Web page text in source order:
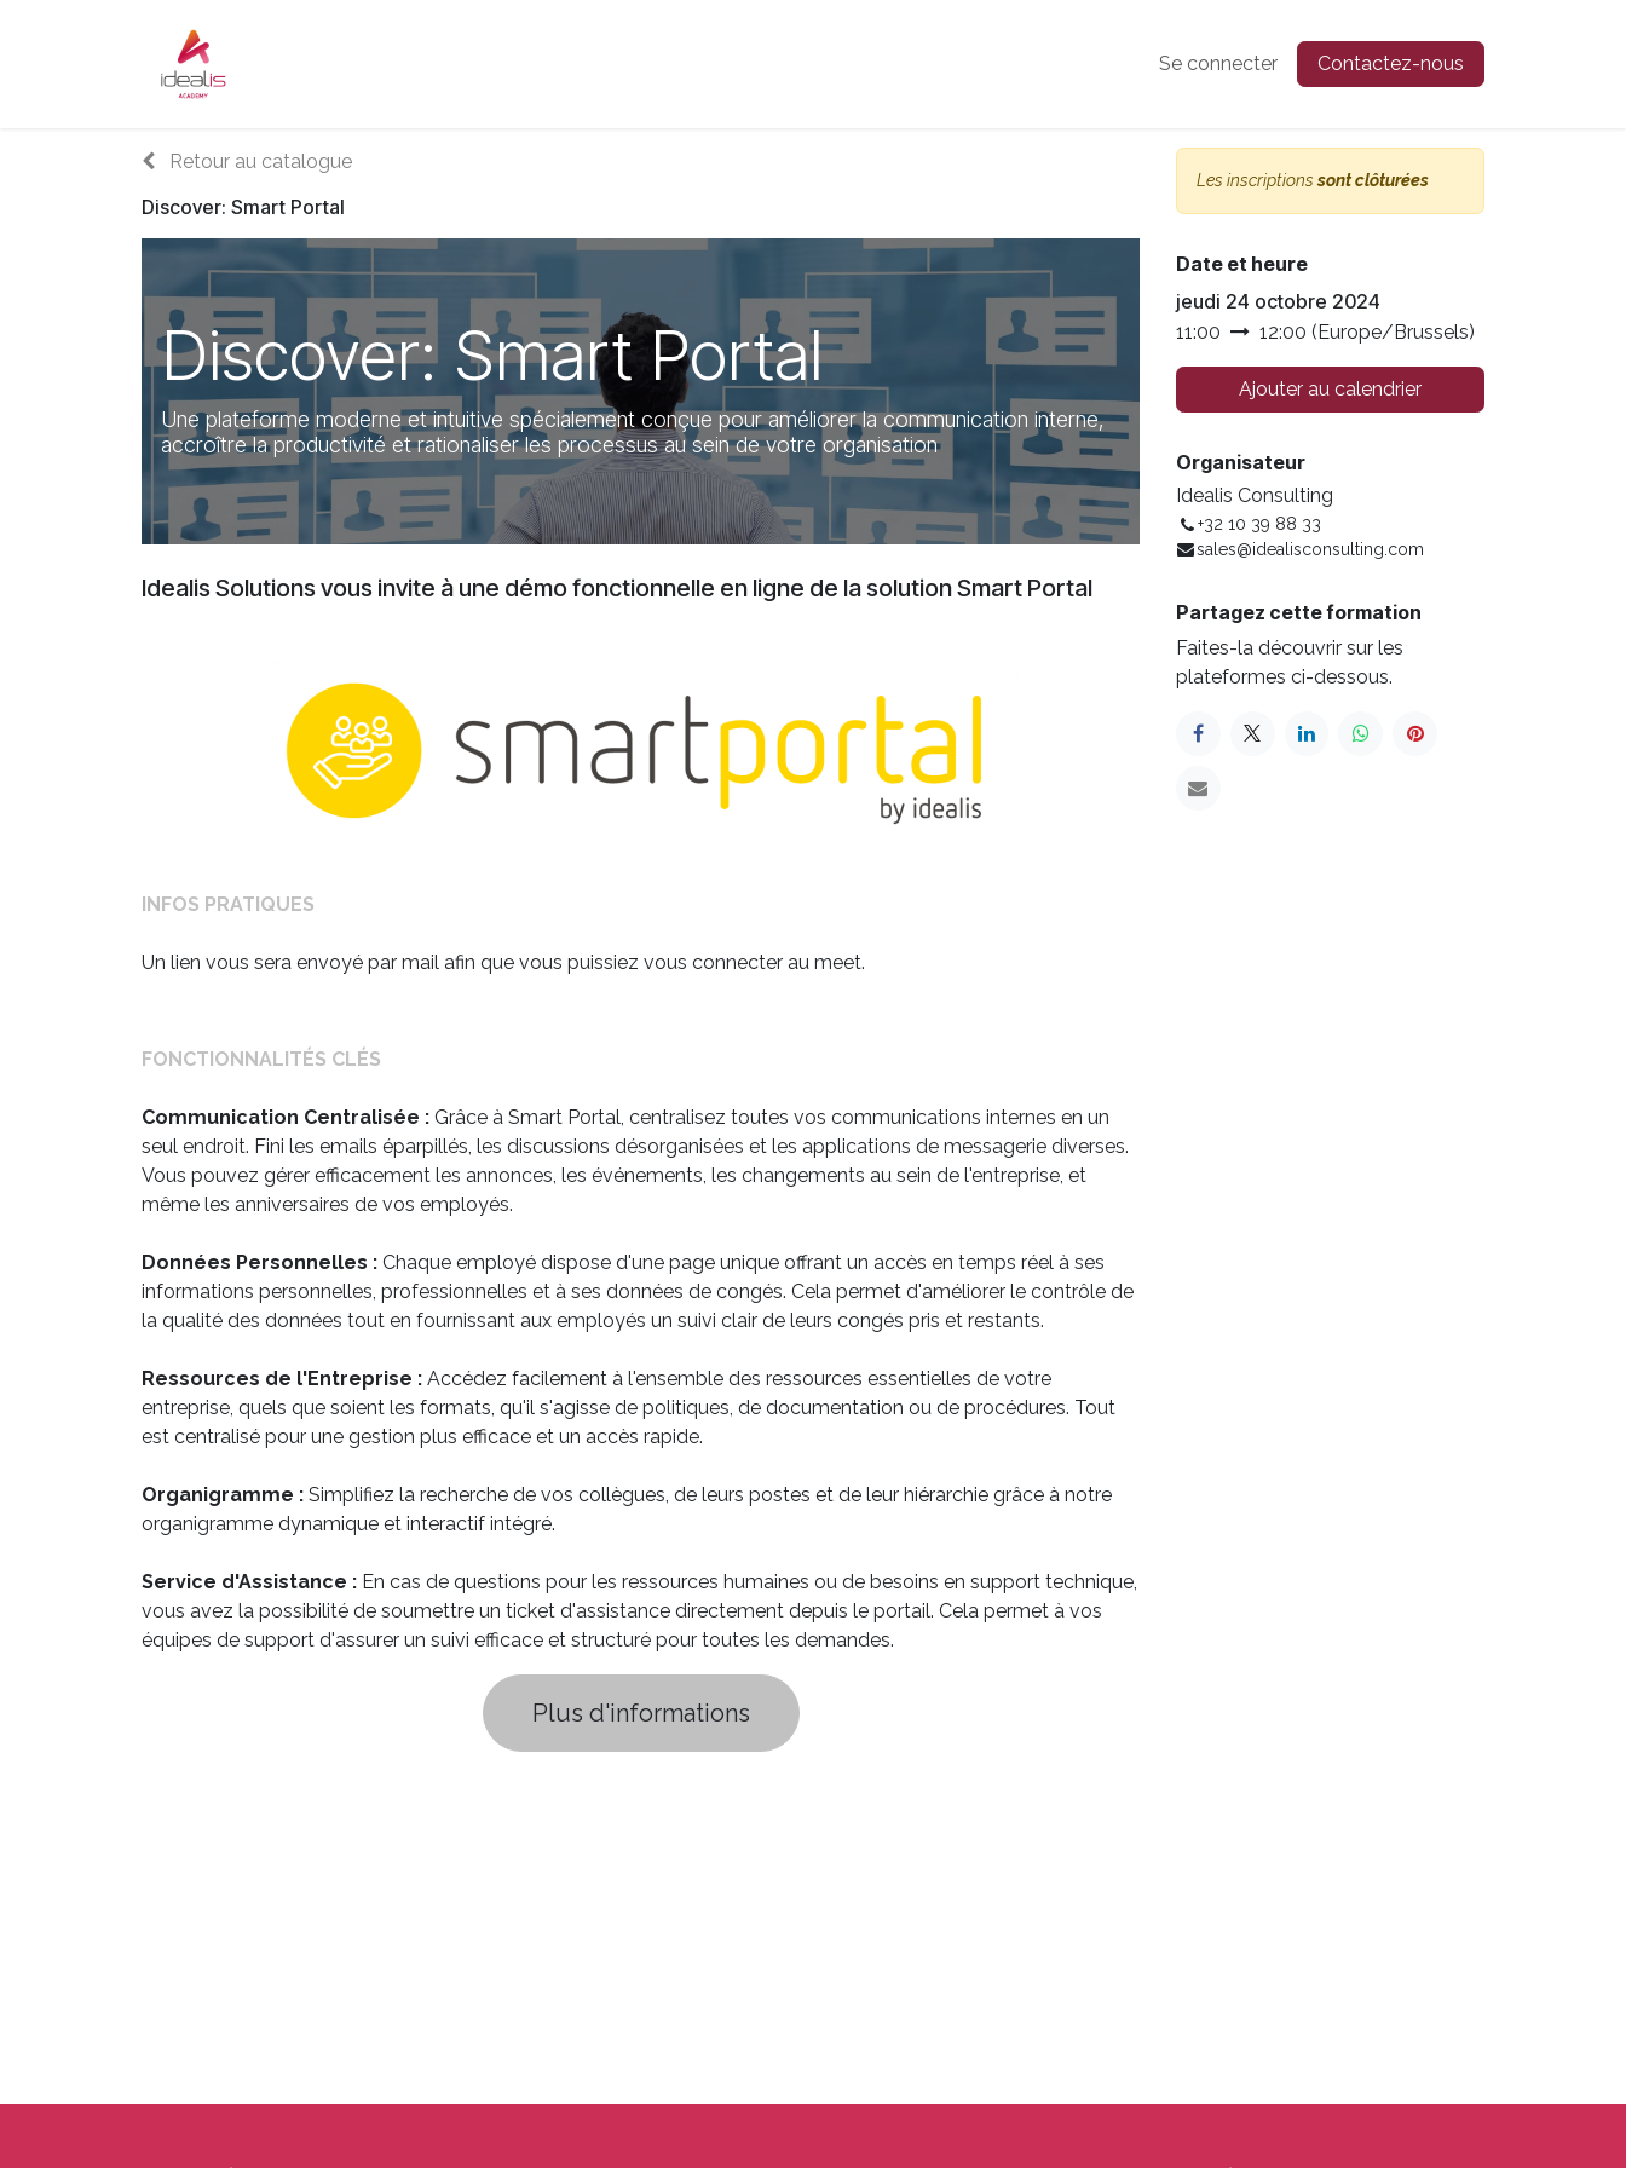
Se connecter Contactez-nous
Retour au catalogue
Discover: Smart Portal
Discover: Smart Portal
Une plateforme moderne et intuitive spécialement conçue pour améliorer la communication interne,
accroître la productivité et rationaliser les processus au sein de votre organisation
Idealis Solutions vous invite à une démo fonctionnelle en ligne de la solution Smart Portal
INFOS PRATIQUES
Un lien vous sera envoyé par mail afin que vous puissiez vous connecter au meet.
FONCTIONNALITÉS CLÉS
Communication Centralisée : Grâce à Smart Portal, centralisez toutes vos communications internes en un
seul endroit. Fini les emails éparpillés, les discussions désorganisées et les applications de messagerie diverses.
Vous pouvez gérer efficacement les annonces, les événements, les changements au sein de l'entreprise, et
même les anniversaires de vos employés.
Données Personnelles : Chaque employé dispose d'une page unique offrant un accès en temps réel à ses
informations personnelles, professionnelles et à ses données de congés. Cela permet d'améliorer le contrôle de
la qualité des données tout en fournissant aux employés un suivi clair de leurs congés pris et restants.
Ressources de l'Entreprise : Accédez facilement à l'ensemble des ressources essentielles de votre
entreprise, quels que soient les formats, qu'il s'agisse de politiques, de documentation ou de procédures. Tout
est centralisé pour une gestion plus efficace et un accès rapide.
Organigramme : Simplifiez la recherche de vos collègues, de leurs postes et de leur hiérarchie grâce à notre
organigramme dynamique et interactif intégré.
Service d'Assistance : En cas de questions pour les ressources humaines ou de besoins en support technique,
vous avez la possibilité de soumettre un ticket d'assistance directement depuis le portail. Cela permet à vos
équipes de support d'assurer un suivi efficace et structuré pour toutes les demandes.
Plus d'informations
Les inscriptionssont clôturées
Date et heure
jeudi 24 octobre 2024
11:00 12:00 (Europe/Brussels)
Ajouter au calendrier
Organisateur
Idealis Consulting
+32 10 39 88 33
sales@idealisconsulting.com
Partagez cette formation
Faites-la découvrir sur les
plateformes ci-dessous.